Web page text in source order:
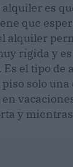
alquiler es
que
alquiler
rígida y
el tipo de
solo una
y